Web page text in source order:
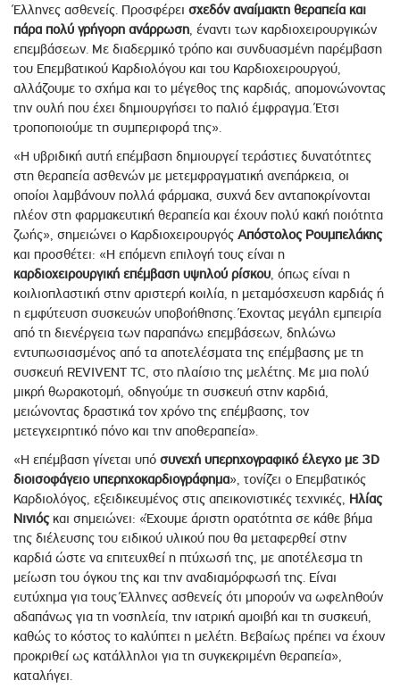
Έλληνες ασθενείς. Προσφέρει σχεδόν αναίμακτη θεραπεία και
πάρα πολύ γρήγορη ανάρρωση, έναντι των καρδιοχειρουργικών
επεμβάσεων. Με διαδερμικό τρόπο και συνδυασμένη παρέμβαση
του Επεμβατικού Καρδιολόγου και του Καρδιοχειρουργού,
αλλάζουμε το σχήμα και το μέγεθος της καρδιάς, απομονώνοντας
την ουλή που έχει δημιουργήσει το παλιό έμφραγμα. Έτσι
τροποποιούμε τη συμπεριφορά της».
«Η υβριδική αυτή επέμβαση δημιουργεί τεράστιες δυνατότητες
στη θεραπεία ασθενών με μετεμφραγματική ανεπάρκεια, οι
οποίοι λαμβάνουν πολλά φάρμακα, συχνά δεν ανταποκρίνονται
πλέον στη φαρμακευτική θεραπεία και έχουν πολύ κακή ποιότητα
ζωής», σημειώνει ο Καρδιοχειρουργός Απόστολος Ρουμπελάκης
και προσθέτει: «Η επόμενη επιλογή τους είναι η
καρδιοχειρουργική επέμβαση υψηλού ρίσκου, όπως είναι η
κοιλιοπλαστική στην αριστερή κοιλία, η μεταμόσχευση καρδιάς ή
η εμφύτευση συσκευών υποβοήθησης. Έχοντας μεγάλη εμπειρία
από τη διενέργεια των παραπάνω επεμβάσεων, δηλώνω
εντυπωσιασμένος από τα αποτελέσματα της επέμβασης με τη
συσκευή REVIVENT TC, στο πλαίσιο της μελέτης. Με μια πολύ
μικρή θωρακοτομή, οδηγούμε τη συσκευή στην καρδιά,
μειώνοντας δραστικά τον χρόνο της επέμβασης, τον
μετεγχειρητικό πόνο και την αποθεραπεία».
«Η επέμβαση γίνεται υπό συνεχή υπερηχογραφικό έλεγχο με 3D
διοισοφάγειο υπερηχοκαρδιογράφημα», τονίζει ο Επεμβατικός
Καρδιολόγος, εξειδικευμένος στις απεικονιστικές τεχνικές, Ηλίας
Νινιόςκαι σημειώνει: «Έχουμε άριστη ορατότητα σε κάθε βήμα
της διέλευσης του ειδικού υλικού που θα μεταφερθεί στην
καρδιά ώστε να επιτευχθεί η πτύχωσή της, με αποτέλεσμα τη
μείωση του όγκου της και την αναδιαμόρφωσή της. Είναι
ευτύχημα για τους Έλληνες ασθενείς ότι μπορούν να ωφεληθούν
αδαπάνως για τη νοσηλεία, την ιατρική αμοιβή και τη συσκευή,
καθώς το κόστος το καλύπτει η μελέτη. Βεβαίως πρέπει να έχουν
προκριθεί ως κατάλληλοι για τη συγκεκριμένη θεραπεία»,
καταλήγει.